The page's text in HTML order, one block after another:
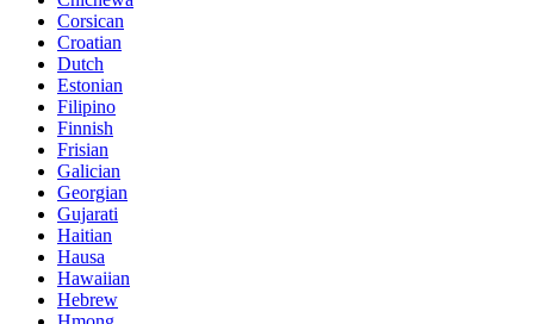
Corsican
Croatian
Dutch
Estonian
Filipino
Finnish
Frisian
Galician
Georgian
Gujarati
Haitian
Hausa
Hawaiian
Hebrew